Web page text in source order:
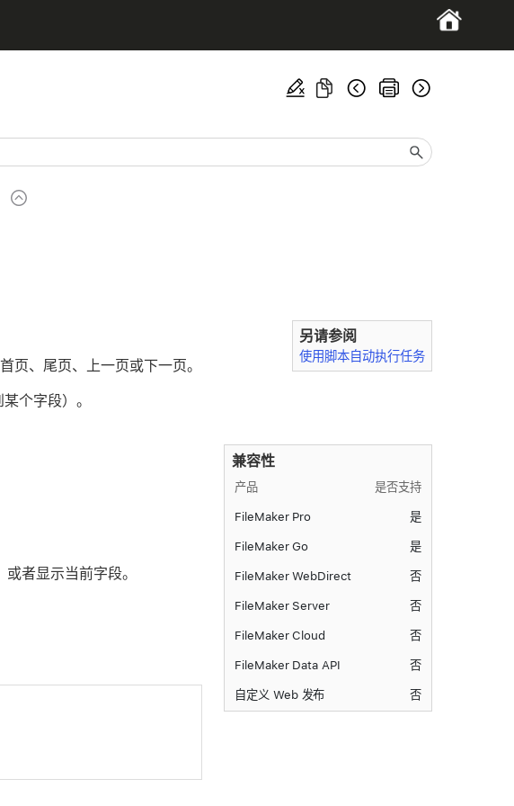
另请参阅
使用脚本自动执行任务
页、尾页、上一页或下一页。
个字段）。
兼容性
产品 是否支持
FileMaker Pro 是
FileMaker Go 是
FileMaker WebDirect 否
FileMaker Server 否
FileMaker Cloud 否
FileMaker Data API 否
自定义 Web 发布 否
者显示当前字段。